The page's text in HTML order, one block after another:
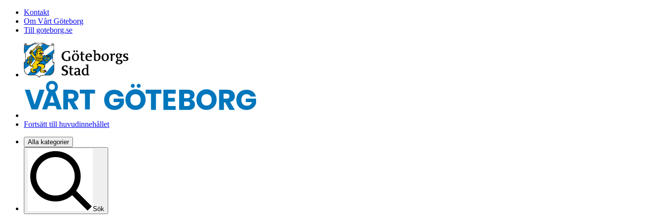
Kontakt
Om Vårt Göteborg
Till goteborg.se
Fortsätt till huvudinnehållet
Alla kategorier
Sök